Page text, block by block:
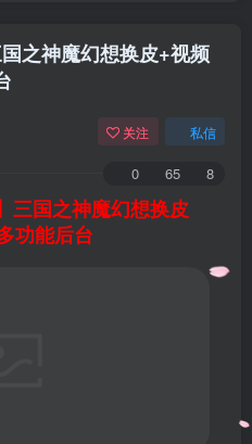
之神魔幻想换皮+视频
关注 私信
0 65 8
三国之神魔幻想换皮
功能后台